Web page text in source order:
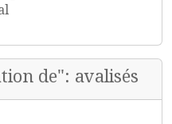
de": avalisés